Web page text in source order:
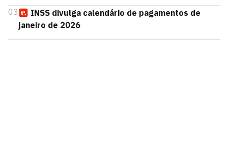
03
INSS divulga calendário de pagamentos de
janeiro de 2026